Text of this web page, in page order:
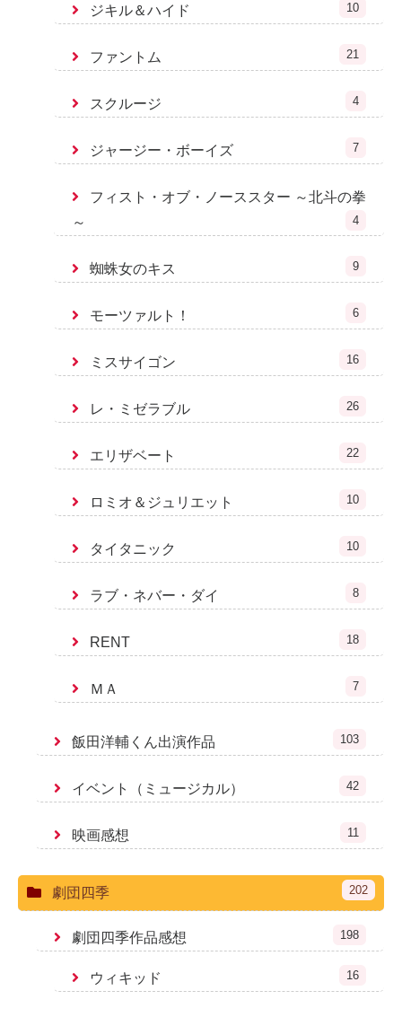
ジキル＆ハイド 10
ファントム 21
スクルージ 4
ジャージー・ボーイズ 7
フィスト・オブ・ノーススター ～北斗の拳
～
4
蜘蛛女のキス 9
モーツァルト！ 6
ミスサイゴン 16
レ・ミゼラブル 26
エリザベート 22
ロミオ＆ジュリエット 10
タイタニック 10
ラブ・ネバー・ダイ 8
RENT 18
ＭＡ 7
飯田洋輔くん出演作品 103
イベント（ミュージカル） 42
映画感想 11
劇団四季 202
劇団四季作品感想 198
ウィキッド 16